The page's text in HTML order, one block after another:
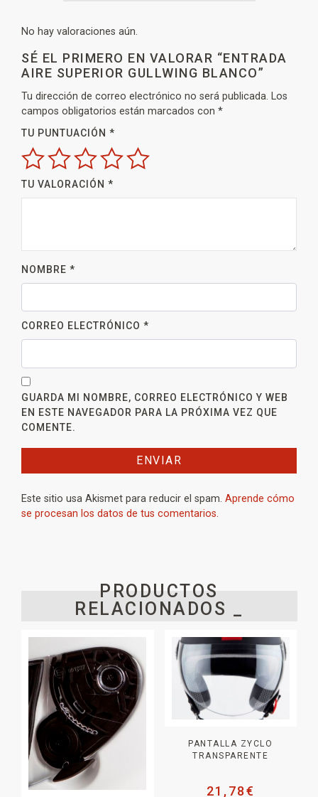
No hay valoraciones aún.
SÉ EL PRIMERO EN VALORAR “ENTRADA
AIRE SUPERIOR GULLWING BLANCO”
Tu dirección de correo electrónico no será publicada. Los
campos obligatorios están marcados con *
TU PUNTUACIÓN *
TU VALORACIÓN *
NOMBRE *
CORREO ELECTRÓNICO *
GUARDA MI NOMBRE, CORREO ELECTRÓNICO Y WEB
EN ESTE NAVEGADOR PARA LA PRÓXIMA VEZ QUE
COMENTE.
Este sitio usa Akismet para reducir el spam. Aprende cómo
se procesan los datos de tus comentarios.
PRODUCTOS
RELACIONADOS _
PANTALLA ZYCLO
TRANSPARENTE
21,78€